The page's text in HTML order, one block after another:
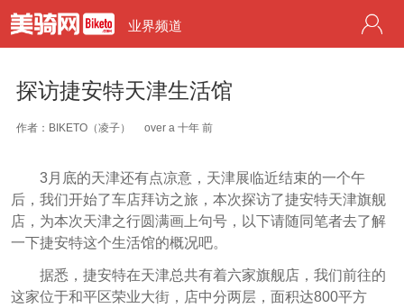
业界频道
探访捷安特天津生活馆
作者：BIKETO（凌子） over a 十年 前
3月底的天津还有点凉意，天津展临近结束的一个午
后，我们开始了车店拜访之旅，本次探访了捷安特天津旗舰
店，为本次天津之行圆满画上句号，以下请随同笔者去了解
一下捷安特这个生活馆的概况吧。
据悉，捷安特在天津总共有着六家旗舰店，我们前往的
这家位于和平区荣业大街，店中分两层，面积达800平方